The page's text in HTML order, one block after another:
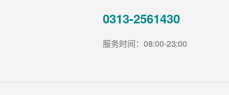
0313-2561430
服务时间：08:00-23:00